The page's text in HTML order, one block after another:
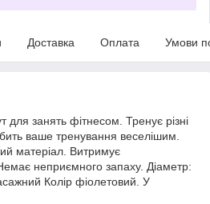
Доставка Оплата Умови
для занять фітнесом. Тренує різні
ваше тренування веселішим.
матеріал. Витримує
неприємного запаху. Діаметр:
Колір фіолетовий. У